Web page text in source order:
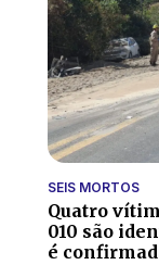
SEIS MORTOS
Quatro
010 são
é